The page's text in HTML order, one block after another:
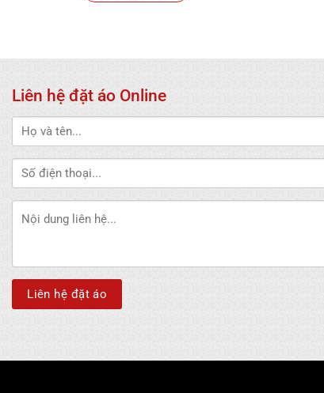
Liên hệ đặt áo Online